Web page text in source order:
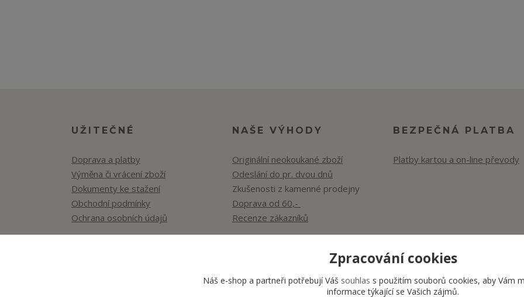
UŽITEČNÉ
Doprava a platby
Výměna či vrácení zboží
Dokumenty ke stažení
Obchodní podmínky
Ochrana osobních údajů
NAŠE VÝHODY
Originální neokoukané zboží
Odeslání do pr. dvou dnů
Zkušenosti z kamenné prodejny
Doprava od 60,-
Recenze zákazníků
BEZPEČNÁ PLATBA
Platby kartou a on-line převody
Zpracování cookies
Náš e-shop a partneři potřebují Váš souhlas s použitím souborů cookies, aby Vám
informace týkající se Vašich zájmů.